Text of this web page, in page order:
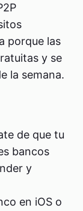
porque las
y se
la semana.
de que tu
bancos
y
en iOS o